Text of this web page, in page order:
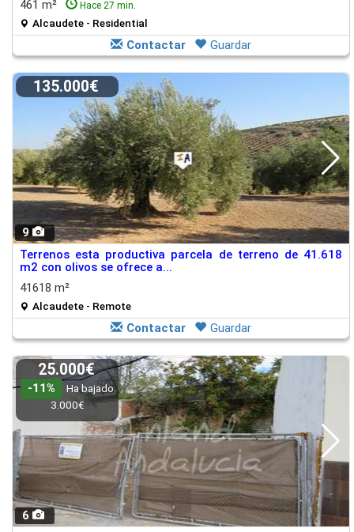
461 m²
Hace 27 min.
Alcaudete - Residential
Contactar Guardar
9
135.000€
Terrenos esta productiva parcela de terreno de 41.618
m2 con olivos se ofrece a...
41618 m²
Alcaudete - Remote
Contactar Guardar
6
25.000€
-11%
Ha bajado
3.000€